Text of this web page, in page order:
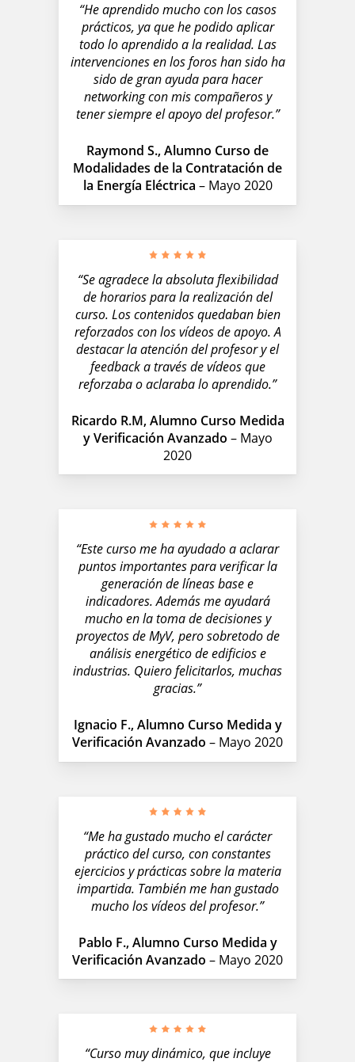
“He aprendido mucho con los casos
prácticos, ya que he podido aplicar
todo lo aprendido a la realidad. Las
intervenciones en los foros han sido ha
sido de gran ayuda para hacer
networking con mis compañeros y
tener siempre el apoyo del profesor.”
Raymond S., Alumno Curso de
Modalidades de la Contratación de
la Energía Eléctrica – Mayo 2020
“Se agradece la absoluta flexibilidad
de horarios para la realización del
curso. Los contenidos quedaban bien
reforzados con los vídeos de apoyo. A
destacar la atención del profesor y el
feedback a través de vídeos que
reforzaba o aclaraba lo aprendido.”
Ricardo R.M, Alumno Curso Medida
y Verificación Avanzado – Mayo
2020
“Este curso me ha ayudado a aclarar
puntos importantes para verificar la
generación de líneas base e
indicadores. Además me ayudará
mucho en la toma de decisiones y
proyectos de MyV, pero sobretodo de
análisis energético de edificios e
industrias. Quiero felicitarlos, muchas
gracias.”
Ignacio F., Alumno Curso Medida y
Verificación Avanzado – Mayo 2020
“Me ha gustado mucho el carácter
práctico del curso, con constantes
ejercicios y prácticas sobre la materia
impartida. También me han gustado
mucho los vídeos del profesor.”
Pablo F., Alumno Curso Medida y
Verificación Avanzado – Mayo 2020
“Curso muy dinámico, que incluye